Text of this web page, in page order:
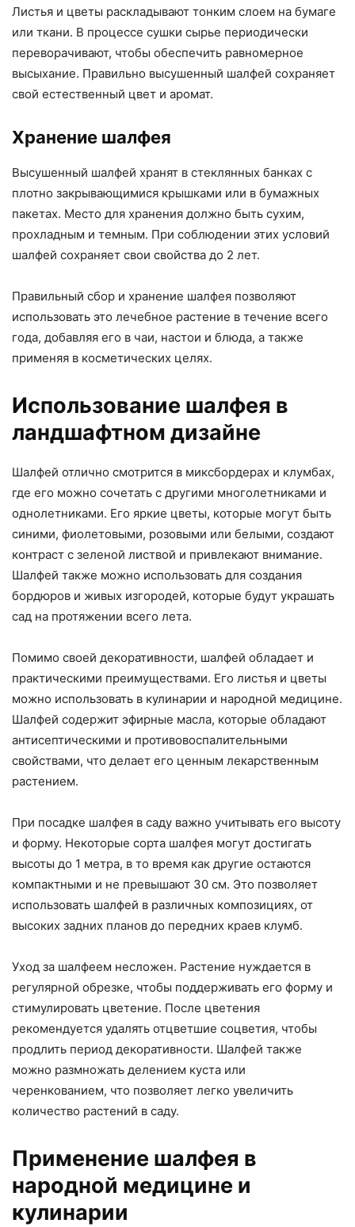
Листья и цветы раскладывают тонким слоем на бумаге
или ткани. В процессе сушки сырье периодически
переворачивают, чтобы обеспечить равномерное
высыхание. Правильно высушенный шалфей сохраняет
свой естественный цвет и аромат.
Хранение шалфея
Высушенный шалфей хранят в стеклянных банках с
плотно закрывающимися крышками или в бумажных
пакетах. Место для хранения должно быть сухим,
прохладным и темным. При соблюдении этих условий
шалфей сохраняет свои свойства до 2 лет.
Правильный сбор и хранение шалфея позволяют
использовать это лечебное растение в течение всего
года, добавляя его в чаи, настои и блюда, а также
применяя в косметических целях.
Использование шалфея в
ландшафтном дизайне
Шалфей отлично смотрится в миксбордерах и клумбах,
где его можно сочетать с другими многолетниками и
однолетниками. Его яркие цветы, которые могут быть
синими, фиолетовыми, розовыми или белыми, создают
контраст с зеленой листвой и привлекают внимание.
Шалфей также можно использовать для создания
бордюров и живых изгородей, которые будут украшать
сад на протяжении всего лета.
Помимо своей декоративности, шалфей обладает и
практическими преимуществами. Его листья и цветы
можно использовать в кулинарии и народной медицине.
Шалфей содержит эфирные масла, которые обладают
антисептическими и противовоспалительными
свойствами, что делает его ценным лекарственным
растением.
При посадке шалфея в саду важно учитывать его высоту
и форму. Некоторые сорта шалфея могут достигать
высоты до 1 метра, в то время как другие остаются
компактными и не превышают 30 см. Это позволяет
использовать шалфей в различных композициях, от
высоких задних планов до передних краев клумб.
Уход за шалфеем несложен. Растение нуждается в
регулярной обрезке, чтобы поддерживать его форму и
стимулировать цветение. После цветения
рекомендуется удалять отцветшие соцветия, чтобы
продлить период декоративности. Шалфей также
можно размножать делением куста или
черенкованием, что позволяет легко увеличить
количество растений в саду.
Применение шалфея в
народной медицине и
кулинарии